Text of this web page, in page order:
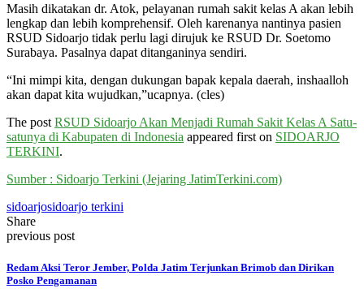
Masih dikatakan dr. Atok, pelayanan rumah sakit kelas A akan lebih
lengkap dan lebih komprehensif. Oleh karenanya nantinya pasien
RSUD Sidoarjo tidak perlu lagi dirujuk ke RSUD Dr. Soetomo
Surabaya. Pasalnya dapat ditanganinya sendiri.
“Ini mimpi kita, dengan dukungan bapak kepala daerah, inshaalloh
akan dapat kita wujudkan,”ucapnya. (cles)
The post RSUD Sidoarjo Akan Menjadi Rumah Sakit Kelas A Satu-
satunya di Kabupaten di Indonesia appeared first on SIDOARJO
TERKINI.
Sumber : Sidoarjo Terkini (Jejaring JatimTerkini.com)
sidoarjosidoarjo terkini
Share
previous post
Redam Aksi Teror Jember, Polda Jatim Terjunkan Brimob dan Dirikan
Posko Pengamanan